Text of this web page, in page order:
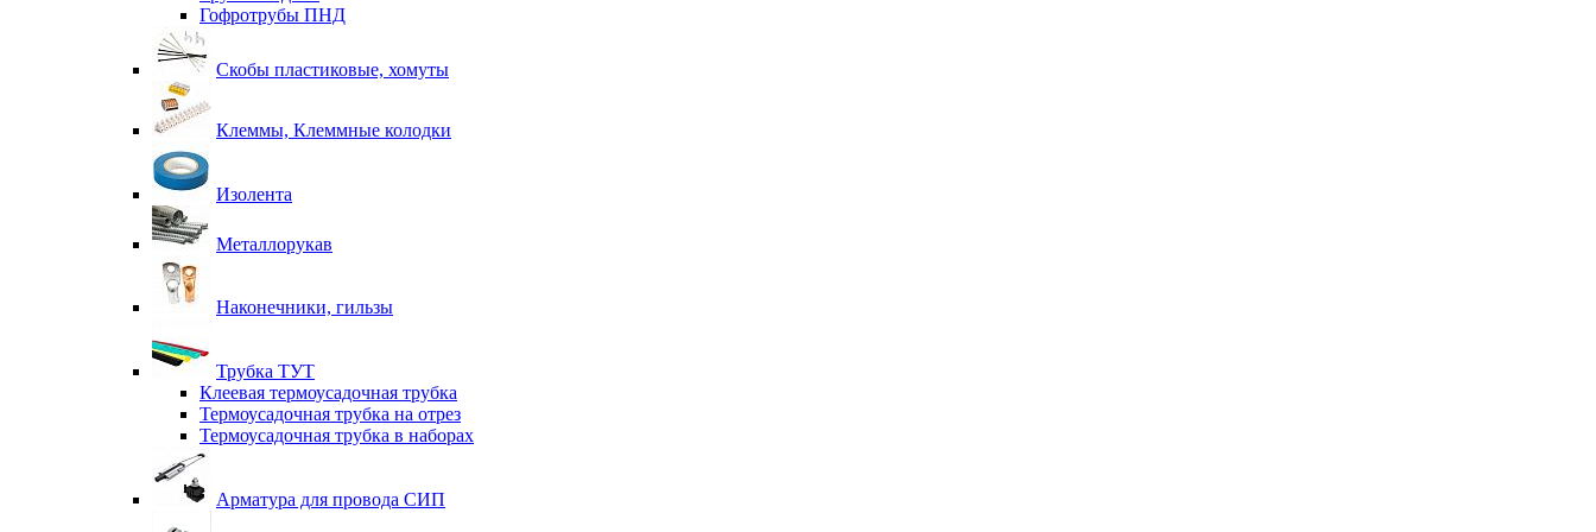
Гофротрубы ПНД
Скобы пластиковые, хомуты
Клеммы, Клеммные колодки
Изолента
Металлорукав
Наконечники, гильзы
Трубка ТУТ
Клеевая термоусадочная трубка
Термоусадочная трубка на отрез
Термоусадочная трубка в наборах
Арматура для провода СИП